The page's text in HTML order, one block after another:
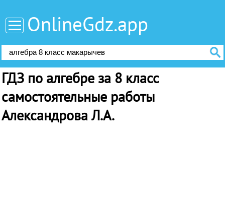
OnlineGdz.app
ГДЗ по алгебре за 8 класс
самостоятельные работы
Александрова Л.А.